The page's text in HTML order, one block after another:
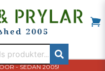
- SEDAN 2005!